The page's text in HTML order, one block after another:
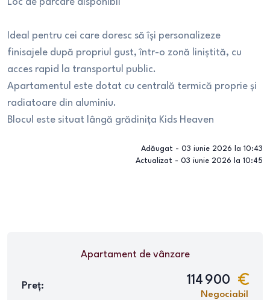
Loc de parcare disponibil
Ideal pentru cei care doresc să își personalizeze
finisajele după propriul gust, într-o zonă liniștită, cu
acces rapid la transportul public.
Apartamentul este dotat cu centrală termică proprie și
radiatoare din aluminiu.
Blocul este situat lângă grădinița Kids Heaven
Adăugat - 03 iunie 2026 la 10:43
Actualizat - 03 iunie 2026 la 10:45
Apartamentde vânzare
Preț: 114 900
Negociabil